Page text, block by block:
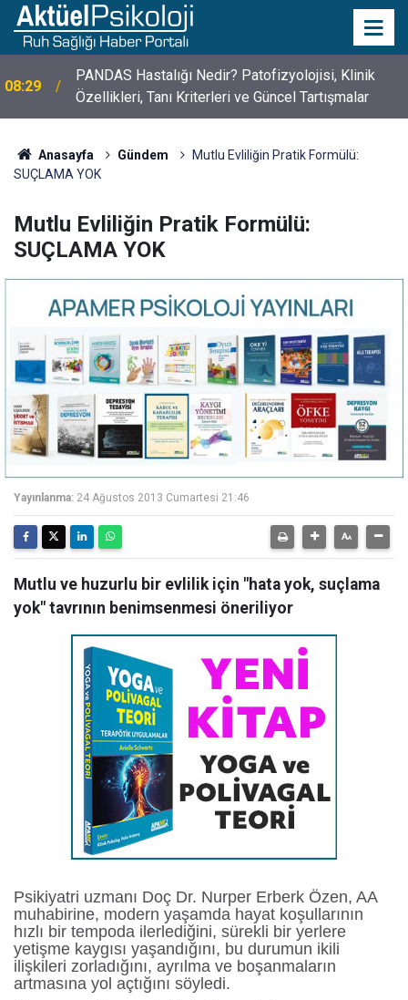
08:29
PANDAS Hastalığı Nedir? Patofizyolojisi, Klinik
Özellikleri, Tanı Kriterleri ve Güncel Tartışmalar
10:30
10 Mayıs Psikologlar Günü Nasıl Ortaya Çıktı? 10
Mayıs Tarihinin Hikayesi
Anasayfa Gündem
Mutlu Evliliğin Pratik Formülü:
SUÇLAMA YOK
Mutlu Evliliğin Pratik Formülü:
SUÇLAMA YOK
Yayınlanma: 24 Ağustos 2013 Cumartesi 21:46
Mutlu ve huzurlu bir evlilik için "hata yok, suçlama
yok" tavrının benimsenmesi öneriliyor
Psikiyatri uzmanı Doç Dr. Nurper Erberk Özen, AA
muhabirine, modern yaşamda hayat koşullarının
hızlı bir tempoda ilerlediğini, sürekli bir yerlere
yetişme kaygısı yaşandığını, bu durumun ikili
ilişkileri zorladığını, ayrılma ve boşanmaların
artmasına yol açtığını söyledi.